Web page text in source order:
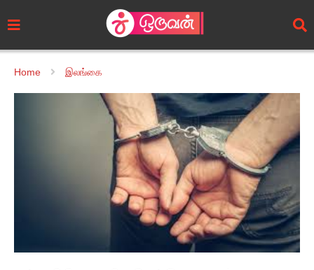
Home இலங்கை